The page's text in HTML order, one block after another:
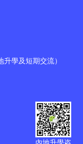
升學及短期交流）
內地升學咨